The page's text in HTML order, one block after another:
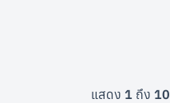
แสดง 1 ถึง 10